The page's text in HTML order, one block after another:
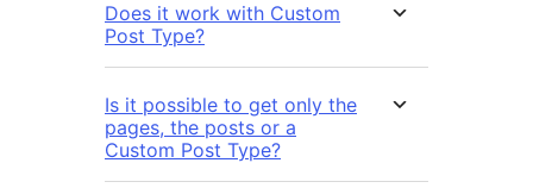
Does it work with Custom
Post Type?
Is it possible to get only the
pages, the posts or a
Custom Post Type?